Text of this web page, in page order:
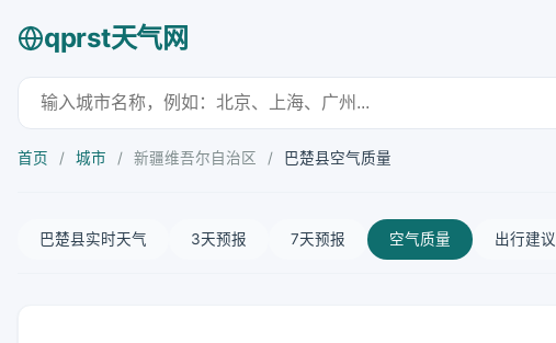
qprst天气网
首页 / 城市 / 新疆维吾尔自治区 / 巴楚县空气质量
巴楚县实时天气 3天预报 7天预报 空气质量 出行建议